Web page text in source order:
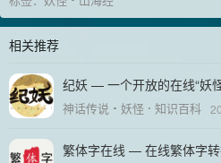
相关推荐
纪妖 — 一个开放的在线“妖
神话传说 妖怪 知识百科
繁体字在线 — 在线繁体字